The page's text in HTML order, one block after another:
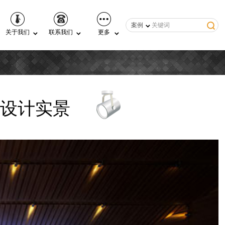
案例
关于我们
联系我们 更多
计实景